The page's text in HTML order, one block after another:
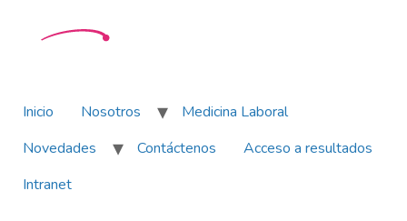
Inicio Nosotros
Medicina Laboral
Novedades
Contáctenos
Acceso a resultados
Intranet